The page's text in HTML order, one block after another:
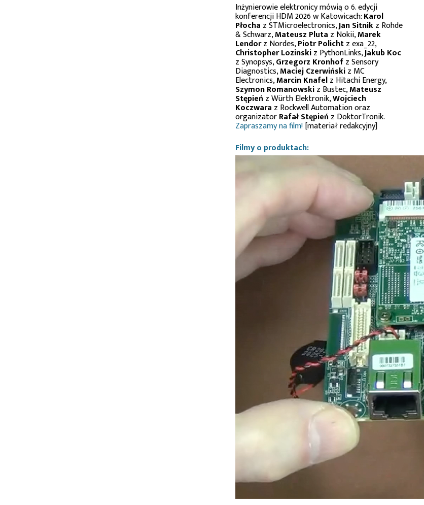
Inżynierowie elektronicy mówią o 6. edycji
konferencji HDM 2026 w Katowicach:Karol
Płocha z STMicroelectronics,Jan Sitnikz Rohde
& Schwarz,Mateusz Pluta z Nokii,Marek
Lendorz Nordes,Piotr Polichtz exa_22,
Christopher Lozinskiz PythonLinks,Jakub Koc
z Synopsys,Grzegorz Kronhofz Sensory
Diagnostics,Maciej Czerwińskiz MC
Electronics,Marcin Knafelz Hitachi Energy,
Szymon Romanowskiz Bustec,Mateusz
Stępień z Würth Elektronik,Wojciech
Koczwara z Rockwell Automation oraz
organizatorRafał Stępień z DoktorTronik.
Zapraszamy na film![materiał redakcyjny]
Filmy o produktach: